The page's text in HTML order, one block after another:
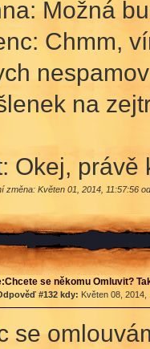
Možná
Chmm,
na
Okej,
změna: Květen 01, 2014, 11:57:56
se někomu Omluvit?
#132 kdy: Květen 08, 2014,
se